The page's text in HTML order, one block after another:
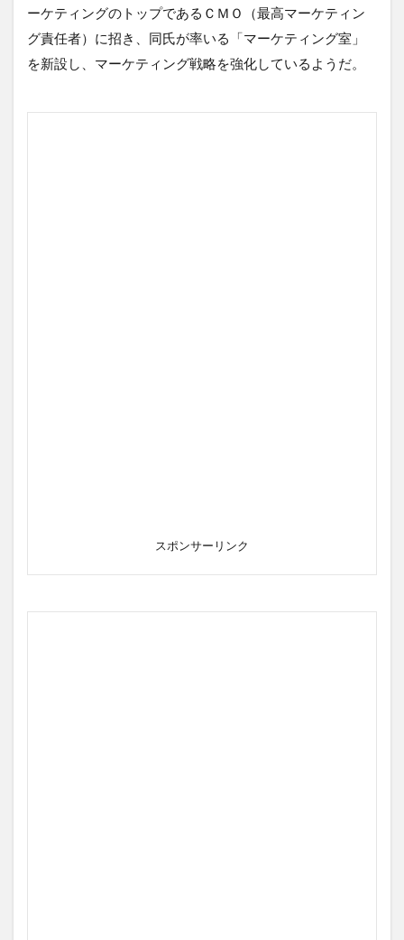
ーケティングのトップであるＣＭＯ（最高マーケティン
グ責任者）に招き、同氏が率いる「マーケティング室」
を新設し、マーケティング戦略を強化しているようだ。
スポンサーリンク